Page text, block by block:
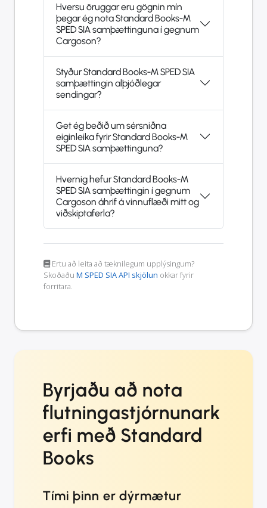
Hversu öruggar eru gögnin mín
þegar ég nota Standard Books-M
SPED SIA samþættinguna í gegnum
Cargoson?
Styður Standard Books-M SPED SIA
samþættingin alþjóðlegar
sendingar?
Get ég beðið um sérsniðna
eiginleika fyrir Standard Books-M
SPED SIA samþættinguna?
Hvernig hefur Standard Books-M
SPED SIA samþættingin í gegnum
Cargoson áhrif á vinnuflæði mitt og
viðskiptaferla?
Ertu að leita að tæknilegum upplýsingum?
Skoðaðu M SPED SIA API skjölun okkar fyrir
forritara.
Byrjaðu að nota
flutningastjórnunark
erfi með Standard
Books
Tími þinn er dýrmætur